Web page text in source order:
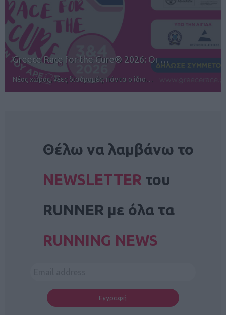
Greece Race for the Cure® 2026: Οι …
Νέος χώρος, νέες διαδρομές, πάντα ο ίδιο…
Θέλω να λαμβάνω το
NEWSLETTER του
RUNNER με όλα τα
RUNNING NEWS